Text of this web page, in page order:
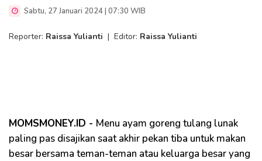
Sabtu, 27 Januari 2024 | 07:30 WIB
Reporter: Raissa Yulianti | Editor: Raissa Yulianti
MOMSMONEY.ID - Menu ayam goreng tulang lunak
paling pas disajikan saat akhir pekan tiba untuk makan
besar bersama teman-teman atau keluarga besar yang